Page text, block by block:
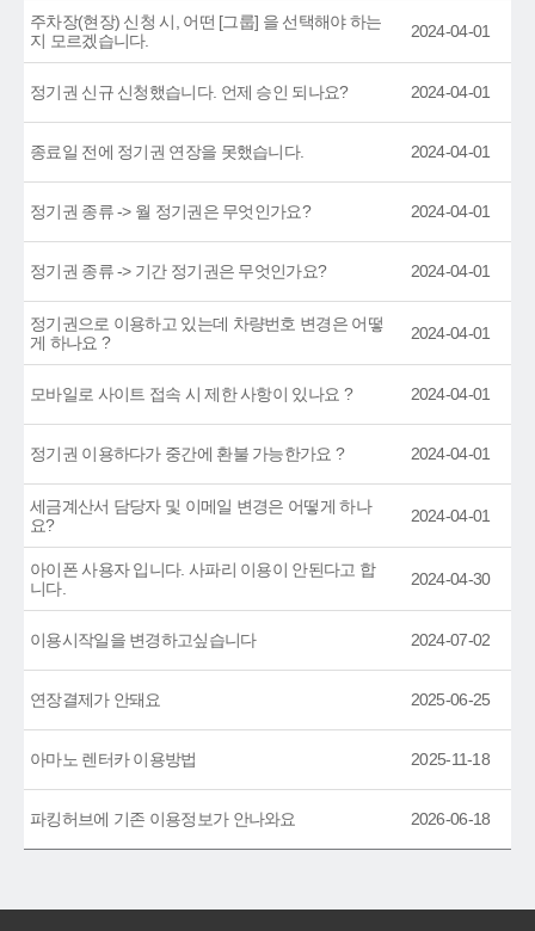
주차장(현장) 신청 시, 어떤 [그룹] 을 선택해야 하는
지 모르겠습니다.
2024-04-01
정기권 신규 신청했습니다. 언제 승인 되나요? 2024-04-01
종료일 전에 정기권 연장을 못했습니다. 2024-04-01
정기권 종류 -> 월 정기권은 무엇인가요? 2024-04-01
정기권 종류 -> 기간 정기권은 무엇인가요? 2024-04-01
정기권으로 이용하고 있는데 차량번호 변경은 어떻
게 하나요 ?
2024-04-01
모바일로 사이트 접속 시 제한 사항이 있나요 ? 2024-04-01
정기권 이용하다가 중간에 환불 가능한가요 ? 2024-04-01
세금계산서 담당자 및 이메일 변경은 어떻게 하나
요?
2024-04-01
아이폰 사용자 입니다. 사파리 이용이 안된다고 합
니다.
2024-04-30
이용시작일을 변경하고싶습니다 2024-07-02
연장결제가 안돼요 2025-06-25
아마노 렌터카 이용방법 2025-11-18
파킹허브에 기존 이용정보가 안나와요 2026-06-18